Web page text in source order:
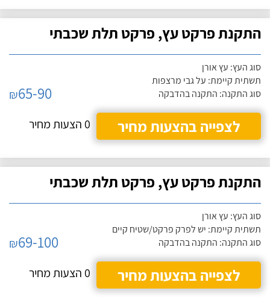
התקנת פרקט עץ, פרקט תלת שכבתי
סוג העץ: עץ אורן
תשתית קיימת: על גבי מרצפות
סוג התקנה: התקנה בהדבקה
₪65-90
לצפייה בהצעות מחיר
0 הצעות מחיר
התקנת פרקט עץ, פרקט תלת שכבתי
סוג העץ: עץ אורן
תשתית קיימת: יש לפרק פרקט/שטיח קיים
סוג התקנה: התקנה בהדבקה
₪69-100
לצפייה בהצעות מחיר
0 הצעות מחיר